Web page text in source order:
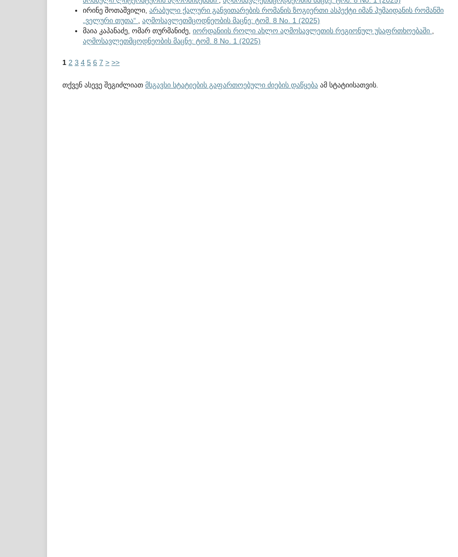
ირინე შოთაშვილი, არაბული ქალური განვითარების რომანის ზოგიერთი ასპექტი იმან ჰუმაიდანის რომანში
„ველური თუთა“ , აღმოსავლეთმცოდნეობის მაცნე: ტომ. 8 No. 1 (2025)
მაია კაპანაძე, ომარ თურმანიძე, იორდანიის როლი ახლო აღმოსავლეთის რეგიონულ უსაფრთხოებაში ,
აღმოსავლეთმცოდნეობის მაცნე: ტომ. 8 No. 1 (2025)
1 2 3 4 5 6 7 > >>
თქვენ ასევე შეგიძლიათ მსგავსი სტატიების გაფართოებული ძიების დაწყება ამ სტატიისათვის.